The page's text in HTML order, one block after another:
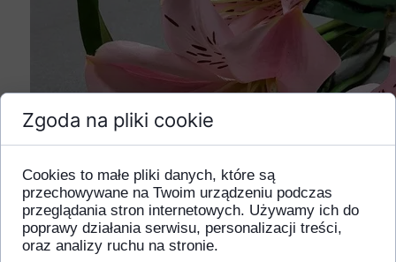
Zgoda na pliki cookie
Cookies to małe pliki danych, które są
przechowywane na Twoim urządzeniu podczas
przeglądania stron internetowych. Używamy ich do
poprawy działania serwisu, personalizacji treści,
oraz analizy ruchu na stronie.